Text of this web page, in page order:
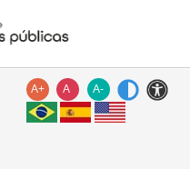
A+ A A-